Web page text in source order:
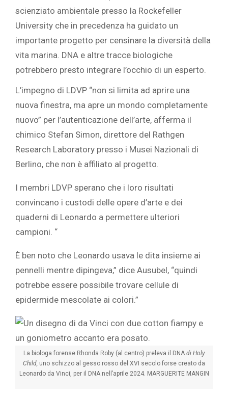
scienziato ambientale presso la Rockefeller
University che in precedenza ha guidato un
importante progetto per censinare la diversità della
vita marina. DNA e altre tracce biologiche
potrebbero presto integrare l’occhio di un esperto.
L’impegno di LDVP “non si limita ad aprire una
nuova finestra, ma apre un mondo completamente
nuovo” per l’autenticazione dell’arte, afferma il
chimico Stefan Simon, direttore del Rathgen
Research Laboratory presso i Musei Nazionali di
Berlino, che non è affiliato al progetto.
I membri LDVP sperano che i loro risultati
convincano i custodi delle opere d’arte e dei
quaderni di Leonardo a permettere ulteriori
campioni. “
È ben noto che Leonardo usava le dita insieme ai
pennelli mentre dipingeva,” dice Ausubel, “quindi
potrebbe essere possibile trovare cellule di
epidermide mescolate ai colori.”
La biologa forense Rhonda Roby (al centro) preleva il DNA di Holy
Child, uno schizzo al gesso rosso del XVI secolo forse creato da
Leonardo da Vinci, per il DNA nell’aprile 2024. MARGUERITE MANGIN